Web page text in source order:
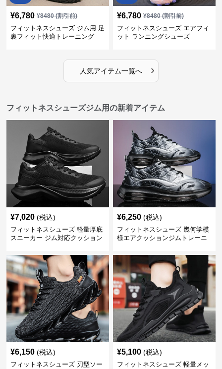
¥6,780 ¥8480(割引前)
フィットネスシューズ ジム用 足
裏フィット快適トレーニング
¥6,780 ¥8480(割引前)
フィットネスシューズ エアフィ
ット ランニングシューズ
人気アイテム一覧へ ›
フィットネスシューズジム用の新着アイテム
¥7,020 (税込)
フィットネスシューズ 軽量厚底
スニーカー ジム対応クッション
¥6,250 (税込)
フィットネスシューズ 幾何学模
様エアクッションジムトレーニ
¥6,150 (税込)
フィットネスシューズ 刃型ソー
¥5,100 (税込)
フィットネスシューズ 軽量メッ